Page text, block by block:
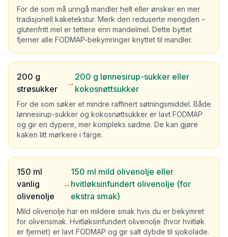
For de som må unngå mandler helt eller ønsker en mer
tradisjonell kaketekstur. Merk den reduserte mengden –
glutenfritt mel er tettere enn mandelmel. Dette byttet
fjerner alle FODMAP-bekymringer knyttet til mandler.
200 g
strøsukker
→
200 g lønnesirup-sukker eller
kokosnøttsukker
For de som søker et mindre raffinert søtningsmiddel. Både
lønnesirup-sukker og kokosnøttsukker er lavt FODMAP
og gir en dypere, mer kompleks sødme. De kan gjøre
kaken litt mørkere i farge.
150 ml
vanlig
olivenolje
→
150 ml mild olivenolje eller
hvitløksinfundert olivenolje (for
ekstra smak)
Mild olivenolje har en mildere smak hvis du er bekymret
for olivensmak. Hvitløksinfundert olivenolje (hvor hvitløk
er fjernet) er lavt FODMAP og gir salt dybde til sjokolade.